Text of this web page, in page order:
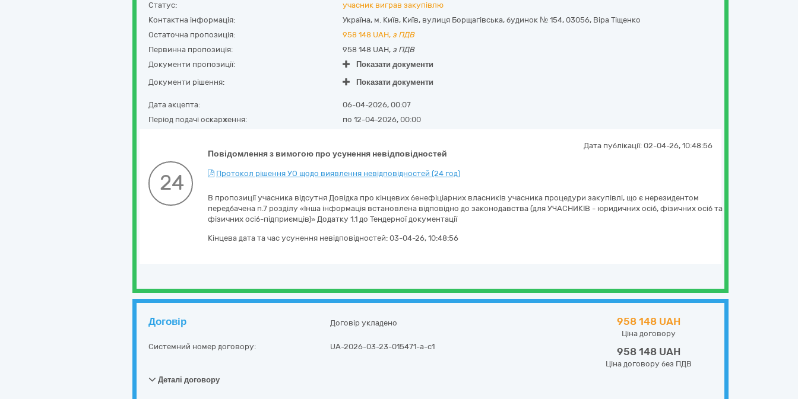
Статус:
учасник виграв закупівлю
Контактна інформація:
Україна, м. Київ, Київ, вулиця Борщагівська, будинок № 154, 03056, Віра Тіщенко
Остаточна пропозиція:
958 148 UAH, з ПДВ
Первинна пропозиція:
958 148 UAH, з ПДВ
Документи пропозиції:
Показати документи
Документи рішення:
Показати документи
Дата акцепта:
06-04-2026, 00:07
Період подачі оскарження:
по 12-04-2026, 00:00
Повідомлення з вимогою про усунення невідповідностей
Дата публікації: 02-04-26, 10:48:56
24 Протокол рішення УО щодо виявлення невідповідностей (24 год)
В пропозиції учасника відсутня Довідка про кінцевих бенефіціарних власників учасника процедури закупівлі, що є нерезидентом
передбачена п.7 розділу «Інша інформація встановлена відповідно до законодавства (для УЧАСНИКІВ - юридичних осіб, фізичних осіб та
фізичних осіб-підприємців)» Додатку 1.1 до Тендерної документації
Кінцева дата та час усунення невідповідностей: 03-04-26, 10:48:56
Договір Договір укладено
Системний номер договору: UA-2026-03-23-015471-a-c1
958 148 UAH
Ціна договору
958 148 UAH
Ціна договору без ПДВ
Деталі договору